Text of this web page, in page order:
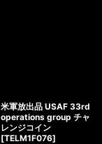
米軍放出品 USAF 33rd
operations group チャ
レンジコイン
[TELM1F076]